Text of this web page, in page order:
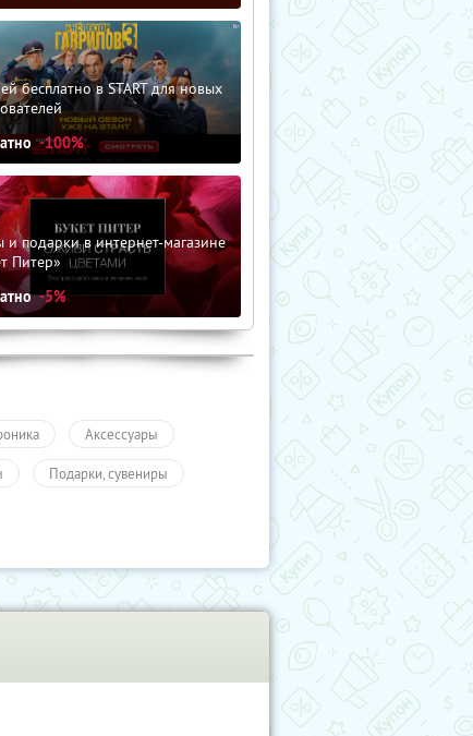
бесплатно в START для новых
-100%
и подарки в интернет-магазине
Питер»
-5%
Аксессуары
Подарки, сувениры